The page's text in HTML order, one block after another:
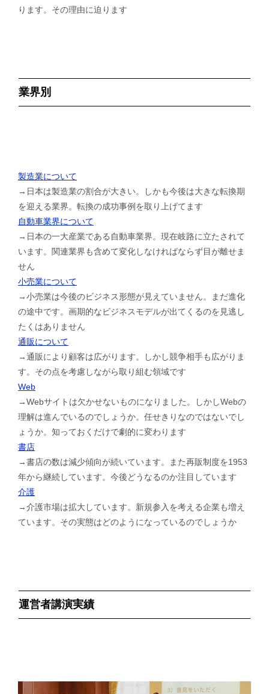
ります。その理由に迫ります
業界別
製造業について
→日本は製造業の割合が大きい。しかも今後は大きな転換期
を迎える業界。転換の成功事例を取り上げてます
自動車業界について
→日本の一大産業である自動車業界。現在岐路に立たされて
います。関連業界も含めて変化しなければならず目が離せま
せん
小売業について
→小売業は今後のビジネス形態が見えていません。まだ進化
の途中です。画期的なビジネスモデルが出てくるのを見逃し
たくはありません
通販について
→通販により顧客は広がります。しかし競争相手も広がりま
す。その点を考慮しながら取り組む領域です
Web
→Webサイトは欠かせないものになりました。しかしWebの
理解は進んでいるのでしょうか。任せきりなのではないでし
ょうか。知っておくだけで劇的に変わります
書店
→書店の数は減少傾向が続いています。また再販制度を1953
年から継続しています。今後どうなるのか注目しています
介護
→介護市場は拡大しています。新規参入を考える企業も増え
ています。その実態はどのようになっているのでしょうか
運営者講演実績